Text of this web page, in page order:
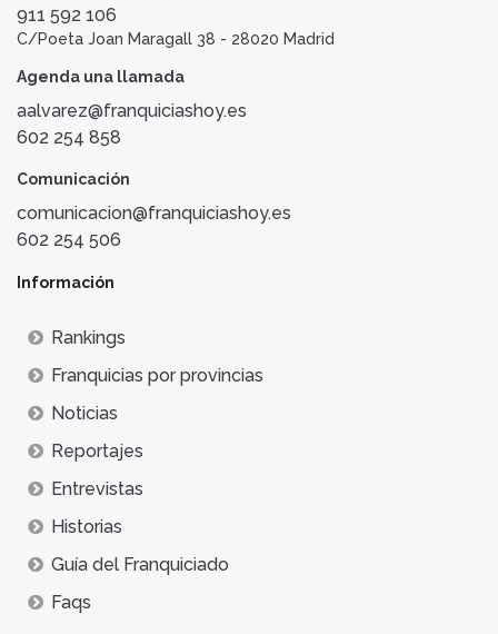
911 592 106
C/Poeta Joan Maragall 38 - 28020 Madrid
Agenda una llamada
aalvarez@franquiciashoy.es
602 254 858
Comunicación
comunicacion@franquiciashoy.es
602 254 506
Información
Rankings
Franquicias por provincias
Noticias
Reportajes
Entrevistas
Historias
Guía del Franquiciado
Faqs